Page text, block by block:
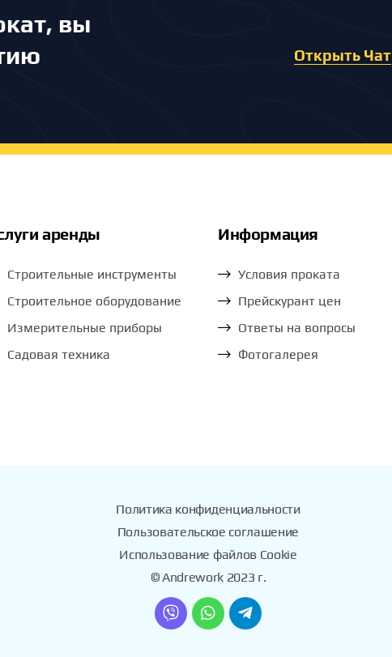
вы
Открыть Чат
аренды
Строительные инструменты
Строительное оборудование
Измерительные приборы
Садовая техника
Информация
Условия проката
Прейскурант цен
Ответы на вопросы
Фотогалерея
Политика конфиденциальности
Пользовательское соглашение
Использование файлов Cookie
© Andrework 2023 г.